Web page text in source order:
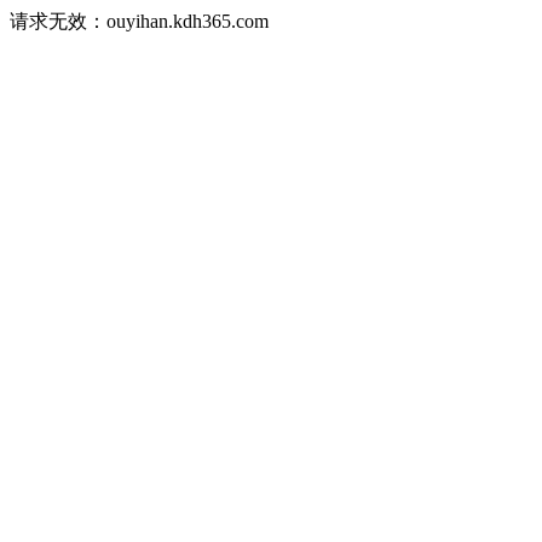
请求无效：ouyihan.kdh365.com